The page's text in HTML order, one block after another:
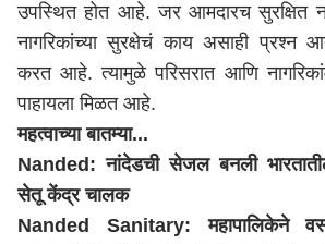
उपस्थित होत आहे. जर आमदारच सुरक्षित
नागरिकांच्या सुरक्षेचं काय असाही प्रश्न
करत आहे. त्यामुळे परिसरात आणि
पाहायला मिळत आहे.
महत्वाच्या बातम्या...
Nanded: नांदेडची सेजल बनली
सेतू केंद्र चालक
Nanded Sanitary: महापालिकेने